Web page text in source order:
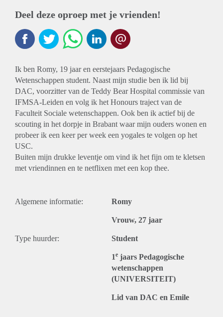
Deel deze oproep met je vrienden!
Ik ben Romy, 19 jaar en eerstejaars Pedagogische
Wetenschappen student. Naast mijn studie ben ik lid bij
DAC, voorzitter van de Teddy Bear Hospital commissie van
IFMSA-Leiden en volg ik het Honours traject van de
Faculteit Sociale wetenschappen. Ook ben ik actief bij de
scouting in het dorpje in Brabant waar mijn ouders wonen en
probeer ik een keer per week een yogales te volgen op het
USC.
Buiten mijn drukke leventje om vind ik het fijn om te kletsen
met vriendinnen en te netflixen met een kop thee.
Algemene informatie: Romy
Vrouw, 27 jaar
Type huurder: Student
1e jaars Pedagogische
wetenschappen
(UNIVERSITEIT)
Lid van DAC en Emile